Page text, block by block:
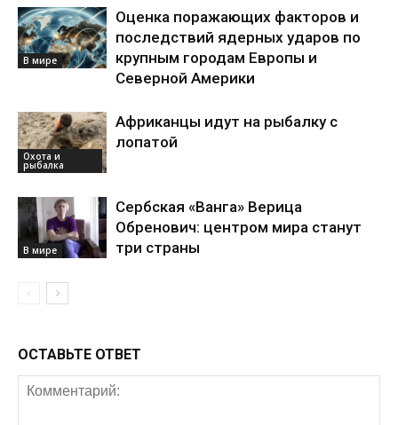
В мире
Оценка поражающих факторов и
последствий ядерных ударов по
крупным городам Европы и
Северной Америки
Охота и
рыбалка
Африканцы идут на рыбалку с
лопатой
В мире
Сербская «Ванга» Верица
Обренович: центром мира станут
три страны
ОСТАВЬТЕ ОТВЕТ